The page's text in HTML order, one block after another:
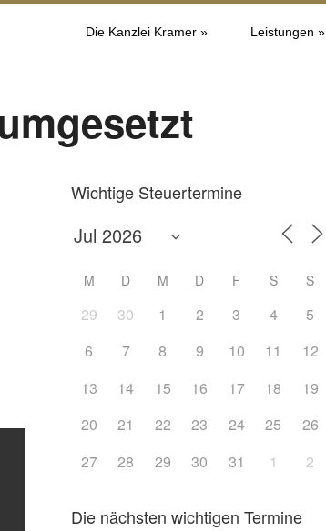
Die Kanzlei Kramer » Leistungen »
Wichtige Steuertermine
M D M D F S S
29 30 1 2 3 4
5
6
7 8 9 10 11
12
13
14 15 16 17 18
19
20
21 22 23 24 25
26
27
28 29 30 31 1 2
Die nächsten wichtigen Termine